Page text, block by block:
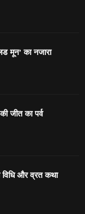
मून’ का नजारा
जीत का पर्व
और व्रत कथा